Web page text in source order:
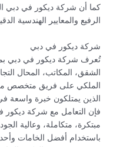
كما أن شركة ديكور في دبي
الرفيع والمعايير الهندسية
شركة ديكور في دبي
تُعرف شركة ديكور في دبي
الشقق، المكاتب، المحال
الملكي على فريق متخصص من
الذين يمتلكون خبرة واسعة
فإن التعامل مع شركة
مبتكرة، متكاملة، وعالية
باستخدام أفضل الخامات